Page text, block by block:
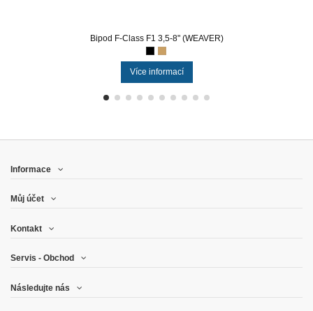
Bipod F-Class F1 3,5-8" (WEAVER)
Více informací
Informace
Můj účet
Kontakt
Servis - Obchod
Následujte nás